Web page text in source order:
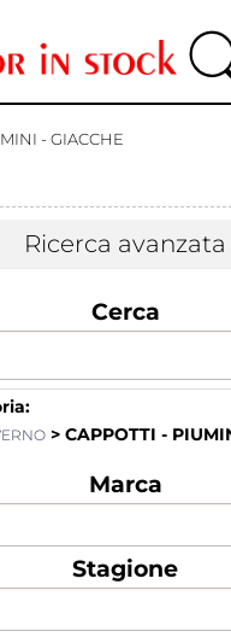
- GIACCHE
Ricerca avanzata
Cerca
> CAPPOTTI -
Marca
Stagione